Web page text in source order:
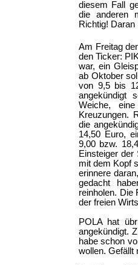
diesem Fall
die anderen
Richtig!
Am Freitag
den Ticker:
war, ein
ab Oktober
von 9,5 bis
angekündigt
Weiche,
Kreuzungen.
die
14,50 Euro,
9,00 bzw.
Einsteiger
mit dem Kopf
erinnere
gedacht
reinholen. Die
der freien
POLA hat
angekündigt.
habe schon
wollen. Gefällt